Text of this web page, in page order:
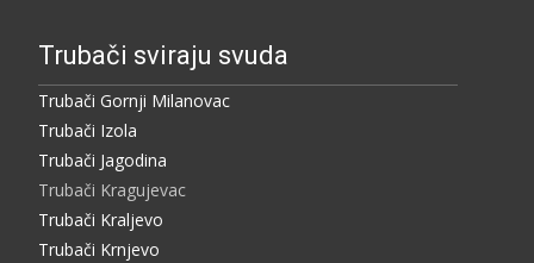
Trubači sviraju svuda
Trubači Gornji Milanovac
Trubači Izola
Trubači Jagodina
Trubači Kragujevac
Trubači Kraljevo
Trubači Krnjevo